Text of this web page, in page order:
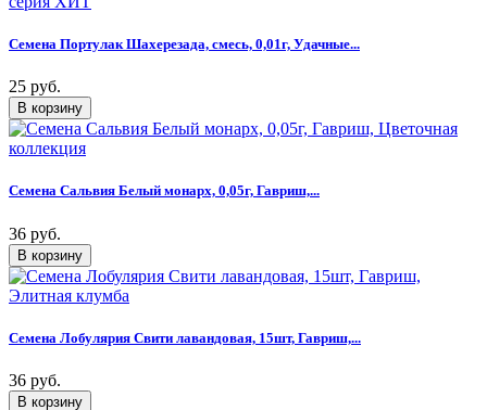
Семена Портулак Шахерезада, смесь, 0,01г, Удачные...
25 руб.
Семена Сальвия Белый монарх, 0,05г, Гавриш,...
36 руб.
Семена Лобулярия Свити лавандовая, 15шт, Гавриш,...
36 руб.